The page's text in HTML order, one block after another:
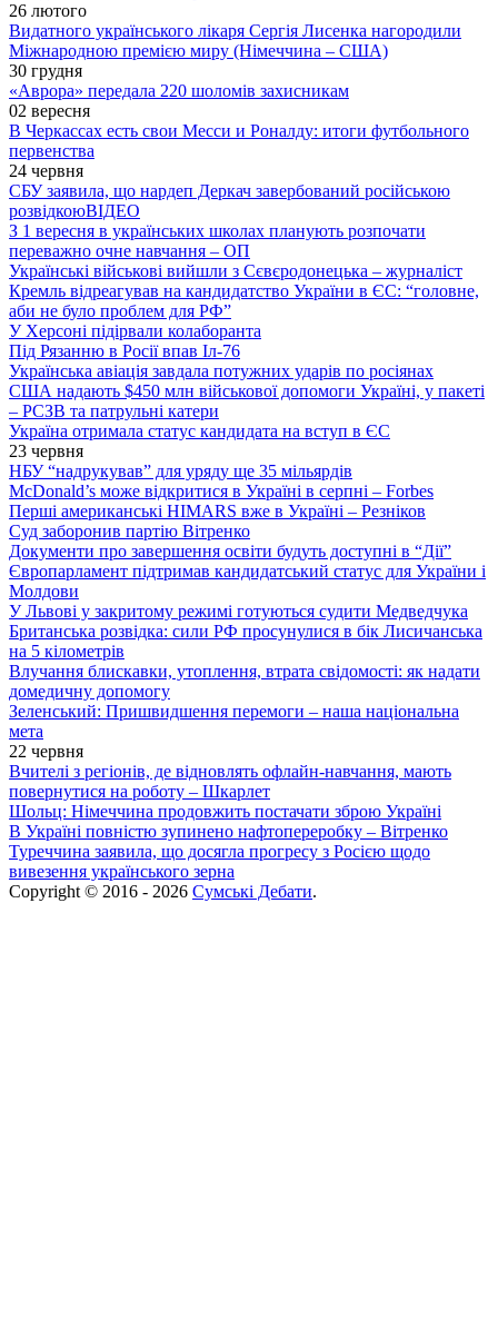
26 лютого
Видатного українського лікаря Сергія Лисенка нагородили
Міжнародною премією миру (Німеччина – США)
30 грудня
«Аврора» передала 220 шоломів захисникам
02 вересня
В Черкассах есть свои Месси и Роналду: итоги футбольного
первенства
24 червня
СБУ заявила, що нардеп Деркач завербований російською
розвідкоюВІДЕО
З 1 вересня в українських школах планують розпочати
переважно очне навчання – ОП
Українські військові вийшли з Сєвєродонецька – журналіст
Кремль відреагував на кандидатство України в ЄС: “головне,
аби не було проблем для РФ”
У Херсоні підірвали колаборанта
Під Рязанню в Росії впав Іл-76
Українська авіація завдала потужних ударів по росіянах
США надають $450 млн військової допомоги Україні, у пакеті
– РСЗВ та патрульні катери
Україна отримала статус кандидата на вступ в ЄС
23 червня
НБУ “надрукував” для уряду ще 35 мільярдів
McDonald’s може відкритися в Україні в серпні – Forbes
Перші американські HIMARS вже в Україні – Резніков
Суд заборонив партію Вітренко
Документи про завершення освіти будуть доступні в “Дії”
Європарламент підтримав кандидатський статус для України і
Молдови
У Львові у закритому режимі готуються судити Медведчука
Британська розвідка: сили РФ просунулися в бік Лисичанська
на 5 кілометрів
Влучання блискавки, утоплення, втрата свідомості: як надати
домедичну допомогу
Зеленський: Пришвидшення перемоги – наша національна
мета
22 червня
Вчителі з регіонів, де відновлять офлайн-навчання, мають
повернутися на роботу – Шкарлет
Шольц: Німеччина продовжить постачати зброю Україні
В Україні повністю зупинено нафтопереробку – Вітренко
Туреччина заявила, що досягла прогресу з Росією щодо
вивезення українського зерна
Copyright © 2016 - 2026 Сумські Дебати.